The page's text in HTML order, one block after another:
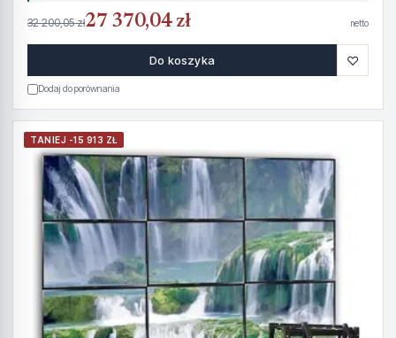
32 200,05 zł27 370,04 zł netto
Do koszyka ♡
Dodaj do porównania
TANIEJ -15 913 ZŁ